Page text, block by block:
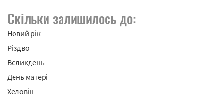
Скільки залишилось до:
Новий рік
Різдво
Великдень
День матері
Хеловін